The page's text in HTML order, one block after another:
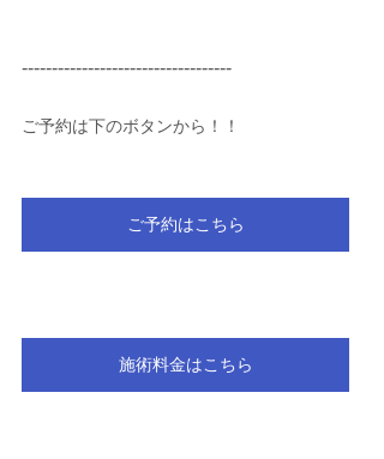
-----------------------------------
ご予約は下のボタンから！！
ご予約はこちら
施術料金はこちら